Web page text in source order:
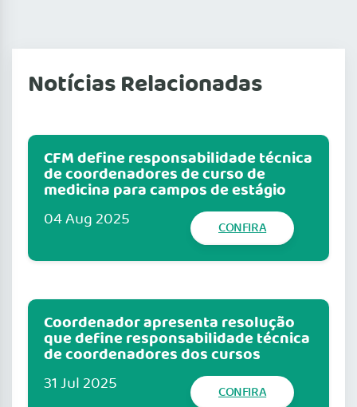
Notícias Relacionadas
CFM define responsabilidade técnica
de coordenadores de curso de
medicina para campos de estágio
04 Aug 2025 CONFIRA
Coordenador apresenta resolução
que define responsabilidade técnica
de coordenadores dos cursos
31 Jul 2025 CONFIRA